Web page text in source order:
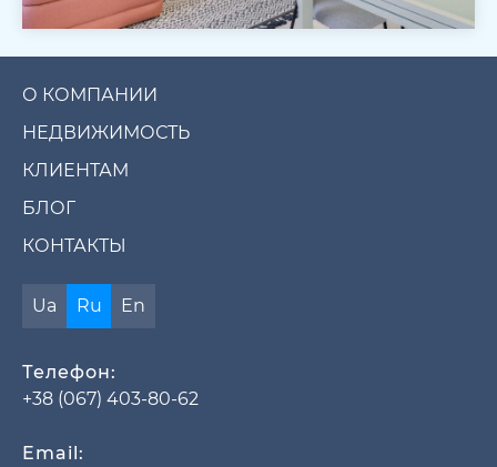
О КОМПАНИИ
НЕДВИЖИМОСТЬ
КЛИЕНТАМ
БЛОГ
КОНТАКТЫ
Ua Ru En
Телефон:
+38 (067) 403-80-62
Email: